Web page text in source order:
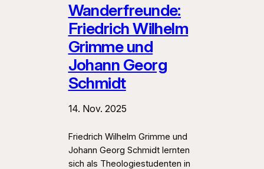
Wanderfreunde:
Friedrich Wilhelm
Grimme und
Johann Georg
Schmidt
14. Nov. 2025
Friedrich Wilhelm Grimme und
Johann Georg Schmidt lernten
sich als Theologiestudenten in